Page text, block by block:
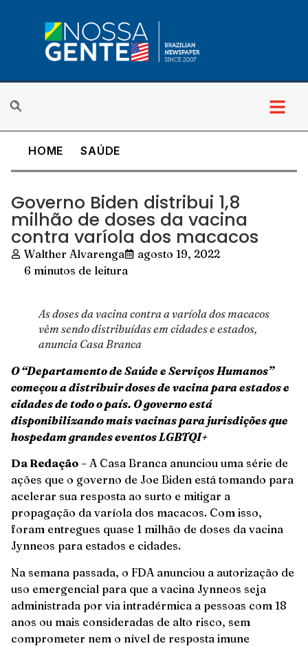
HOME SAÚDE
Governo Biden distribui 1,8
milhão de doses da vacina
contra varíola dos macacos
Walther Alvarenga
agosto 19, 2022
6 minutos de leitura
As doses da vacina contra a varíola dos macacos
vêm sendo distribuídas em cidades e estados,
anuncia Casa Branca
O “Departamento de Saúde e Serviços Humanos”
começou a distribuir doses de vacina para estados e
cidades de todo o país. O governo está
disponibilizando mais vacinas para jurisdições que
hospedam grandes eventos LGBTQI+
Da Redação – A Casa Branca anunciou uma série de
ações que o governo de Joe Biden está tomando para
acelerar sua resposta ao surto e mitigar a
propagação da varíola dos macacos. Com isso,
foram entregues quase 1 milhão de doses da vacina
Jynneos para estados e cidades.
Na semana passada, o FDA anunciou a autorização de
uso emergencial para que a vacina Jynneos seja
administrada por via intradérmica a pessoas com 18
anos ou mais consideradas de alto risco, sem
comprometer nem o nível de resposta imune